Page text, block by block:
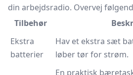
din arbejdsradio. Overvej
Tilbehør
Ekstra
batterier
Hav et ekstra sæt
løber tør for strøm.
En praktisk